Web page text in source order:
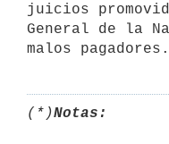
juicios
General de la
(*)Notas: